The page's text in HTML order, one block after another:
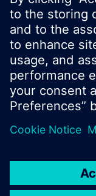
© Siemens
Group - 2016
Le portefeuille
| Protection des